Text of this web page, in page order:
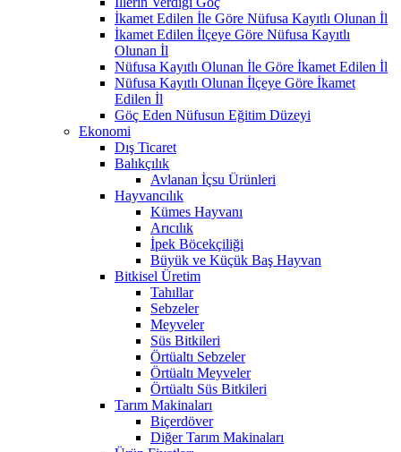
İkamet Edilen İle Göre Nüfusa Kayıtlı Olunan İl
İkamet Edilen İlçeye Göre Nüfusa Kayıtlı
Olunan İl
Nüfusa Kayıtlı Olunan İle Göre İkamet Edilen İl
Nüfusa Kayıtlı Olunan İlçeye Göre İkamet
Edilen İl
Göç Eden Nüfusun Eğitim Düzeyi
Ekonomi
Dış Ticaret
Balıkçılık
Avlanan İçsu Ürünleri
Hayvancılık
Kümes Hayvanı
Arıcılık
İpek Böcekçiliği
Büyük ve Küçük Baş Hayvan
Bitkisel Üretim
Tahıllar
Sebzeler
Meyveler
Süs Bitkileri
Örtüaltı Sebzeler
Örtüaltı Meyveler
Örtüaltı Süs Bitkileri
Tarım Makinaları
Biçerdöver
Diğer Tarım Makinaları